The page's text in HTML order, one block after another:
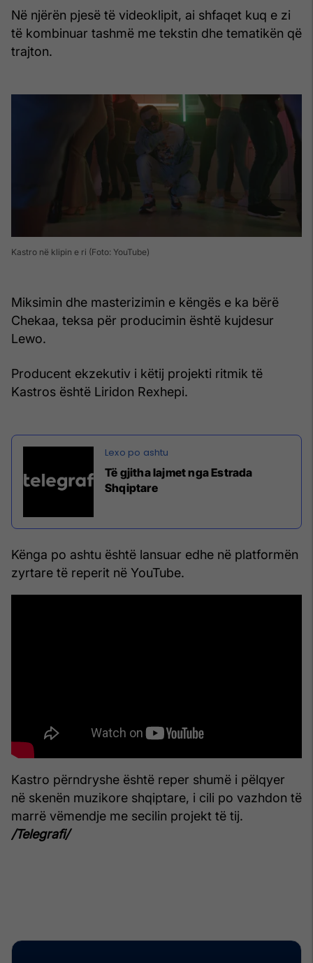
Në njërën pjesë të videoklipit, ai shfaqet kuq e zi
të kombinuar tashmë me tekstin dhe tematikën që
trajton.
Kastro në klipin e ri (Foto: YouTube)
Miksimin dhe masterizimin e këngës e ka bërë
Chekaa, teksa për producimin është kujdesur
Lewo.
Producent ekzekutiv i këtij projekti ritmik të
Kastros është Liridon Rexhepi.
Të gjitha lajmet nga Estrada
Shqiptare
Kënga po ashtu është lansuar edhe në platformën
zyrtare të reperit në YouTube.
Kastro përndryshe është reper shumë i pëlqyer
në skenën muzikore shqiptare, i cili po vazhdon të
marrë vëmendje me secilin projekt të tij.
/Telegrafi/